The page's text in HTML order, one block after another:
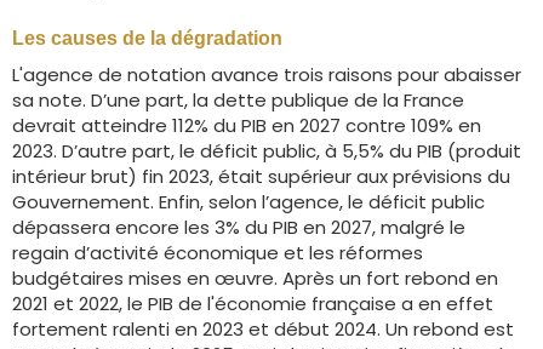
Les causes de la dégradation
L'agence de notation avance trois raisons pour abaisser
sa note. D’une part, la dette publique de la France
devrait atteindre 112% du PIB en 2027 contre 109% en
2023. D’autre part, le déficit public, à 5,5% du PIB (produit
intérieur brut) fin 2023, était supérieur aux prévisions du
Gouvernement. Enfin, selon l’agence, le déficit public
dépassera encore les 3% du PIB en 2027, malgré le
regain d’activité économique et les réformes
budgétaires mises en œuvre. Après un fort rebond en
2021 et 2022, le PIB de l'économie française a en effet
fortement ralenti en 2023 et début 2024. Un rebond est